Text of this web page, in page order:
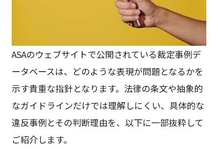
ASAのウェブサイトで公開されている裁定事例デ
ータベースは、どのような表現が問題となるかを
示す貴重な指針となります。法律の条文や抽象的
なガイドラインだけでは理解しにくい、具体的な
違反事例とその判断理由を、以下に一部抜粋して
ご紹介します。